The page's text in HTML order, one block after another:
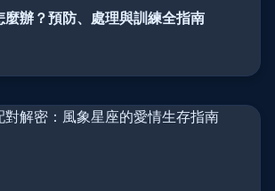
麼辦？預防、處理與訓練全指南